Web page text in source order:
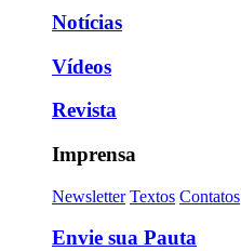
Notícias
Vídeos
Revista
Imprensa
Newsletter Textos Contatos
Envie sua Pauta